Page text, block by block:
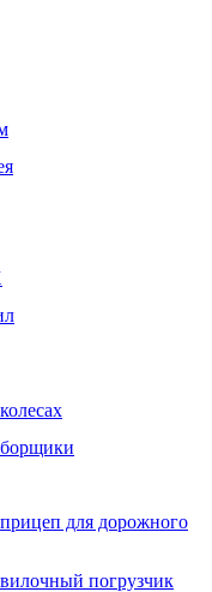
для дорожного
погрузчик